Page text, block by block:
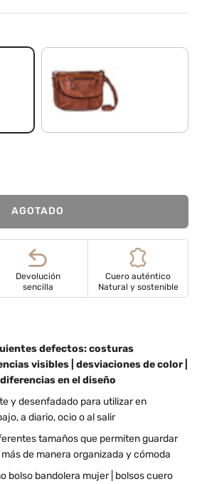
brandy - cognac
AGOTADO
Devolución
sencilla
Cuero auténtico
Natural y sostenible
defectos: costuras
visibles | desviaciones de color |
en el diseño
y desenfadado para utilizar en
a diario, ocio o al salir
tamaños que permiten guardar
de manera organizada y cómoda
bolso bandolera mujer | bolsos cuero